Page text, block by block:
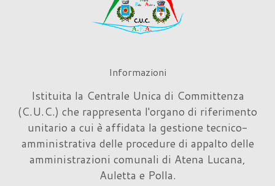
Informazioni
Istituita la Centrale Unica di Committenza
(C.U.C.) che rappresenta l'organo di riferimento
unitario a cui è affidata la gestione tecnico-
amministrativa delle procedure di appalto delle
amministrazioni comunali di Atena Lucana,
Auletta e Polla.